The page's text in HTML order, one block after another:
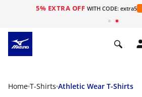
5% EXTRA OFF WITH CODE: extra5
Home T-Shirts Athletic Wear T-Shirts